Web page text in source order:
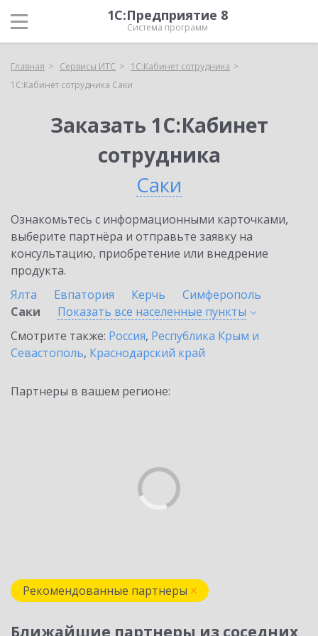
1С:Предприятие 8
Система программ
Главная Сервисы ИТС
1С:Кабинет сотрудника
1С:Кабинет сотрудника Саки
Заказать 1С:Кабинет
сотрудника
Саки
Ознакомьтесь с информационными карточками,
выберите партнёра и отправьте заявку на
консультацию, приобретение или внедрение
продукта.
Ялта
Евпатория Керчь
Симферополь
Саки
Показать все населенные пункты
Смотрите также: Россия, Республика Крым и
Севастополь, Краснодарский край
Партнеры в вашем регионе:
Рекомендованные партнеры
Ближайшие партнеры из соседних